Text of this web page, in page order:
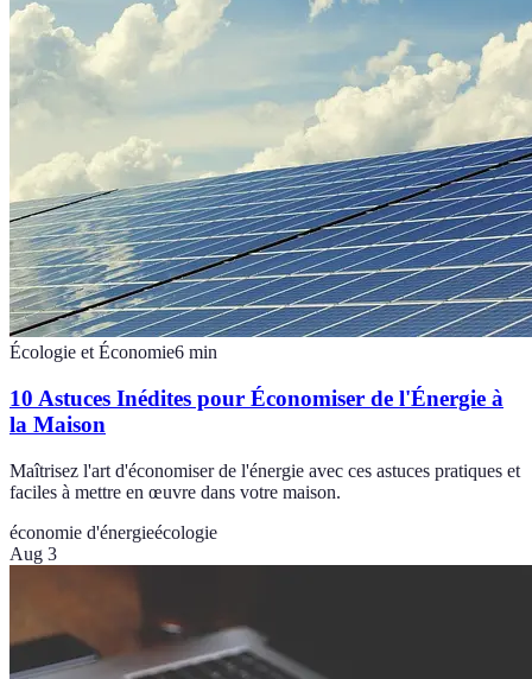
Écologie et Économie6 min
10 Astuces Inédites pour Économiser de l'Énergie à
la Maison
Maîtrisez l'art d'économiser de l'énergie avec ces astuces pratiques et
faciles à mettre en œuvre dans votre maison.
économie d'énergieécologie
Aug 3